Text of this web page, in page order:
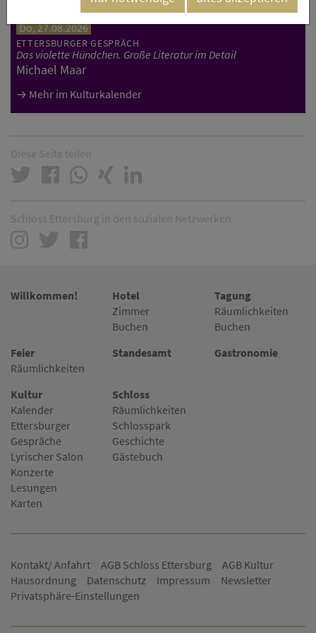
Do, 27.08.2026
ETTERSBURGER GESPRÄCH
Das violette Hündchen. Große Literatur im Detail
Michael Maar
Mehr im Kulturkalender
Diese Seite teilen
Schloss Ettersburg in den sozialen Netzwerken
Willkommen!
Hotel
Zimmer
Buchen
Tagung
Räumlichkeiten
Buchen
Feier
Räumlichkeiten
Standesamt Gastronomie
Kultur
Kalender
Ettersburger
Gespräche
Lyrischer Salon
Konzerte
Lesungen
Karten
Schloss
Räumlichkeiten
Schlosspark
Geschichte
Gästebuch
Kontakt/ Anfahrt AGB Schloss Ettersburg
AGB Kultur
Hausordnung
Datenschutz Impressum
Newsletter
Privatsphäre-Einstellungen